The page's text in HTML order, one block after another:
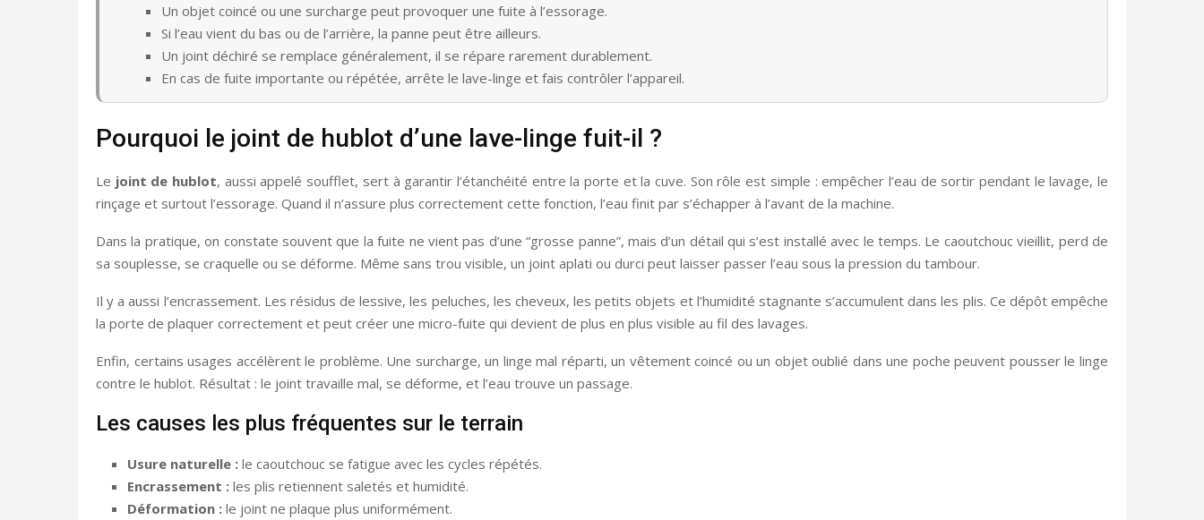
Un objet coincé ou une surcharge peut provoquer une fuite à l’essorage.
Si l’eau vient du bas ou de l’arrière, la panne peut être ailleurs.
Un joint déchiré se remplace généralement, il se répare rarement durablement.
En cas de fuite importante ou répétée, arrête le lave-linge et fais contrôler l’appareil.
Pourquoi le joint de hublot d’une lave-linge fuit-il ?
Le joint de hublot, aussi appelé soufflet, sert à garantir l’étanchéité entre la porte et la cuve. Son rôle est simple : empêcher l’eau de sortir pendant le lavage, le
rinçage et surtout l’essorage. Quand il n’assure plus correctement cette fonction, l’eau finit par s’échapper à l’avant de la machine.
Dans la pratique, on constate souvent que la fuite ne vient pas d’une “grosse panne”, mais d’un détail qui s’est installé avec le temps. Le caoutchouc vieillit, perd de
sa souplesse, se craquelle ou se déforme. Même sans trou visible, un joint aplati ou durci peut laisser passer l’eau sous la pression du tambour.
Il y a aussi l’encrassement. Les résidus de lessive, les peluches, les cheveux, les petits objets et l’humidité stagnante s’accumulent dans les plis. Ce dépôt empêche
la porte de plaquer correctement et peut créer une micro-fuite qui devient de plus en plus visible au fil des lavages.
Enfin, certains usages accélèrent le problème. Une surcharge, un linge mal réparti, un vêtement coincé ou un objet oublié dans une poche peuvent pousser le linge
contre le hublot. Résultat : le joint travaille mal, se déforme, et l’eau trouve un passage.
Les causes les plus fréquentes sur le terrain
Usure naturelle : le caoutchouc se fatigue avec les cycles répétés.
Encrassement : les plis retiennent saletés et humidité.
Déformation : le joint ne plaque plus uniformément.